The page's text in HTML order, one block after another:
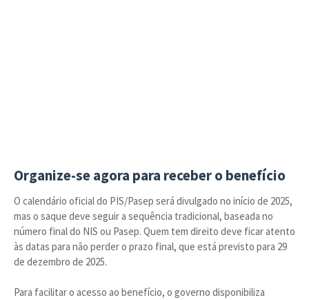
Organize-se agora para receber o benefício
O calendário oficial do PIS/Pasep será divulgado no início de 2025,
mas o saque deve seguir a sequência tradicional, baseada no
número final do NIS ou Pasep. Quem tem direito deve ficar atento
às datas para não perder o prazo final, que está previsto para 29
de dezembro de 2025.
Para facilitar o acesso ao benefício, o governo disponibiliza